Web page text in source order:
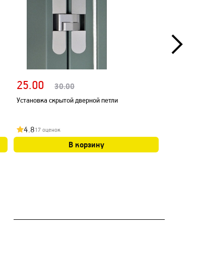
25.00 30.00
Установка скрытой дверной петли
4.817 оценок
В корзину